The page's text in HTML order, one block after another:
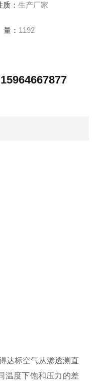
： 生产厂家
： 1192
15964667877
达标空气从渗透测直
温度下饱和压力的差